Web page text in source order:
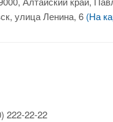
улица Ленина, 6 (На
222-22-22